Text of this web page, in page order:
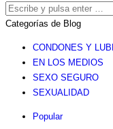
Buscar:
Categorías de Blog
CONDONES Y
EN LOS MEDIOS
SEXO SEGURO
SEXUALIDAD
Popular